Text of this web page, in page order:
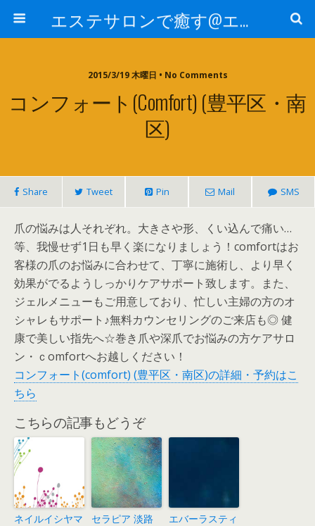
エステサロンで癒す@エステ～全国エステ情報
2015/3/19 木曜日 • No Comments
コンフォート(comfort) (豊平区・南
区)
Share Tweet Pin Mail SMS
爪の悩みは人それぞれ。大きさや形、くい込んで痛い…
等、我慢せず1日も早く楽になりましょう！comfortはお
客様の爪のお悩みに合わせて、丁寧に施術し、より早く
効果がでるようしっかりケアサポート致します。また、
ジェルメニューもご用意しており、忙しい主婦の方のオ
シャレもサポート♪無料カウンセリングのご来店も◎ 健
康で美しい指先へ☆巻き爪や深爪でお悩みの方ケアサロ
ン・ｃomfortへお越しください！
コンフォート(comfort) (豊平区・南区)の詳細・予約はこ
ちら
こちらの記事もどうぞ
ネイルイシヤマ
セラピア 淡路
エバーラスティ